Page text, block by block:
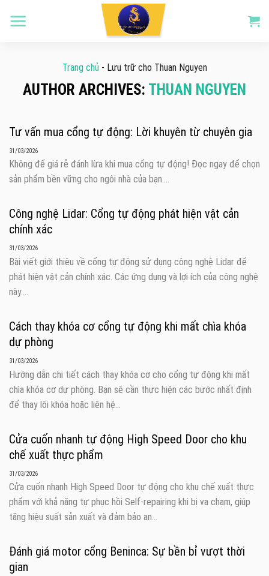
Trang chủ- Lưu trữ cho Thuan Nguyen
AUTHOR ARCHIVES: THUAN NGUYEN
Tư vấn mua cổng tự động: Lời khuyên từ chuyên gia
31/03/2026
Không để giá rẻ đánh lừa khi mua cổng tự động! Đọc ngay để chọn
sản phẩm bền vững cho ngôi nhà của bạn....
Công nghệ Lidar: Cổng tự động phát hiện vật cản
chính xác
31/03/2026
Bài viết giới thiệu về cổng tự động sử dụng công nghệ Lidar để
phát hiện vật cản chính xác. Các ứng dụng và lợi ích của công nghệ
này....
Cách thay khóa cơ cổng tự động khi mất chìa khóa
dự phòng
31/03/2026
Hướng dẫn chi tiết cách thay khóa cơ cho cổng tự động khi mất
chìa khóa cơ dự phòng. Bạn sẽ cần thực hiện các bước nhất định
để thay lõi khóa hoặc liên hệ...
Cửa cuốn nhanh tự động High Speed Door cho khu
chế xuất thực phẩm
31/03/2026
Cửa cuốn nhanh High Speed Door tự động cho khu chế xuất thực
phẩm với khả năng tự phục hồi Self-repairing khi bị va chạm, giúp
tăng hiệu suất sản xuất và đảm bảo an...
Đánh giá motor cổng Beninca: Sự bền bỉ vượt thời
gian